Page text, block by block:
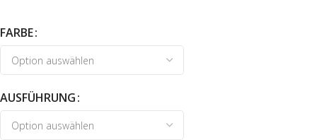
FARBE
AUSFÜHRUNG